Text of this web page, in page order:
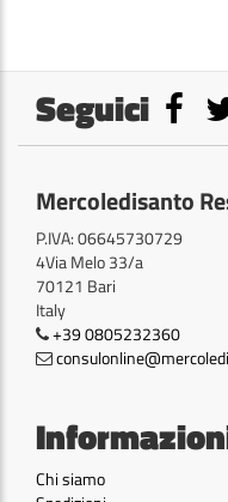
Seguici
Mercoledisanto
P.IVA: 06645730729
4Via Melo 33/a
70121 Bari
Italy
+39 0805232360
Chi siamo